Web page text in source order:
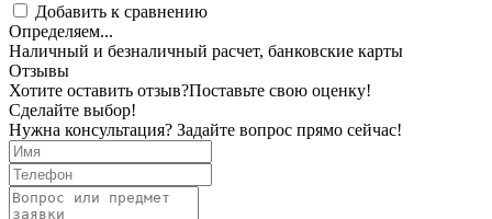
Добавить к сравнению
Определяем...
Наличный и безналичный расчет, банковские карты
Отзывы
Хотите оставить отзыв?Поставьте свою оценку!
Сделайте выбор!
Нужна консультация? Задайте вопрос прямо сейчас!